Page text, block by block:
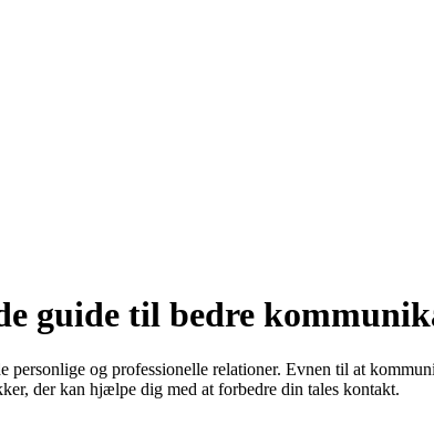
guide til bedre
personlige og professionelle relationer. Evnen til at
der kan hjælpe dig med at forbedre din tales kontakt.